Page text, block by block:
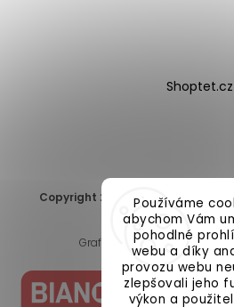
Používáme
abychom Vám
pohodlné
webu a díky
provozu webu
zlepšovali jeho
výkon a
Shoptet.cz
Copyright 2026 DomaLEP s.r.o. .
Upravit nastavení
Grafický návrh vytvořil a